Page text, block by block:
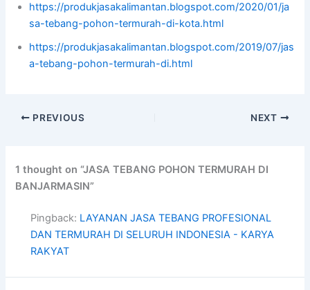
https://produkjasakalimantan.blogspot.com/2020/01/ja
sa-tebang-pohon-termurah-di-kota.html
https://produkjasakalimantan.blogspot.com/2019/07/jas
a-tebang-pohon-termurah-di.html
PREVIOUS NEXT
1 thought on “JASA TEBANG POHON TERMURAH DI
BANJARMASIN”
Pingback: LAYANAN JASA TEBANG PROFESIONAL
DAN TERMURAH DI SELURUH INDONESIA - KARYA
RAKYAT